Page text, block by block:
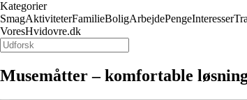
Kategorier
SmagAktiviteterFamilieBoligArbejdePengeInteresser
VoresHvidovre.dk
Musemåtter – komfortable